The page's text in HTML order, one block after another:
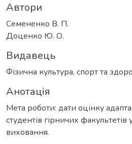
Автори
Семененко В. П.
Доценко Ю. О.
Видавець
Фізична культура, спорт та
Анотація
Мета роботи: дати оцінку
студентів гірничих факультетів
виховання.